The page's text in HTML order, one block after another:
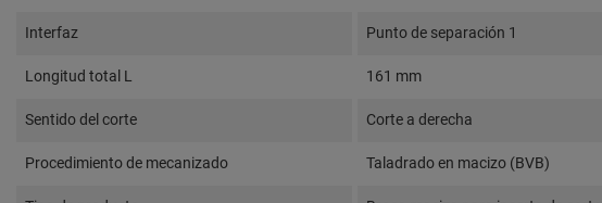
Interfaz Punto de separación 1
Longitud total L 161 mm
Sentido del corte Corte a derecha
Procedimiento de mecanizado Taladrado en macizo (BVB)